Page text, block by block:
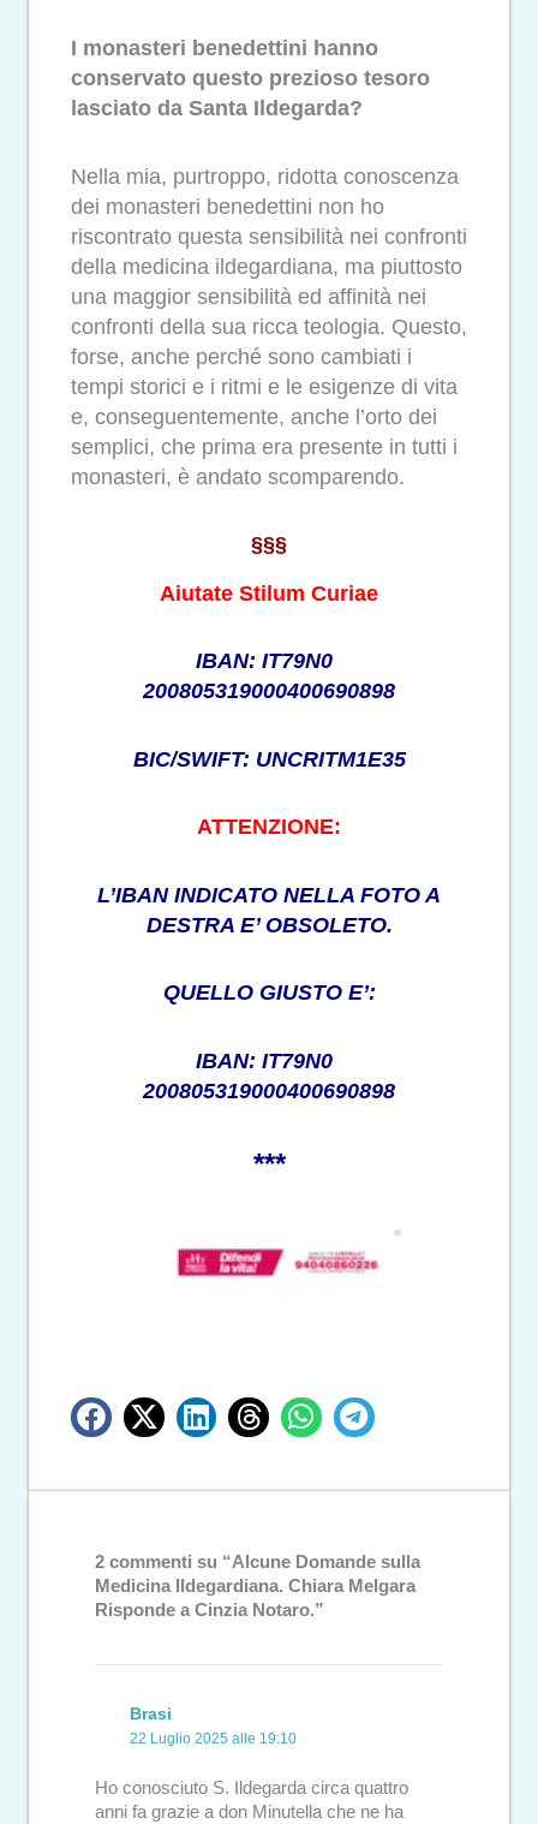
I monasteri benedettini hanno
conservato questo prezioso tesoro
lasciato da Santa Ildegarda?
Nella mia, purtroppo, ridotta conoscenza
dei monasteri benedettini non ho
riscontrato questa sensibilità nei confronti
della medicina ildegardiana, ma piuttosto
una maggior sensibilità ed affinità nei
confronti della sua ricca teologia. Questo,
forse, anche perché sono cambiati i
tempi storici e i ritmi e le esigenze di vita
e, conseguentemente, anche l’orto dei
semplici, che prima era presente in tutti i
monasteri, è andato scomparendo.
§§§
Aiutate Stilum Curiae
IBAN: IT79N0
200805319000400690898
BIC/SWIFT: UNCRITM1E35
ATTENZIONE:
L’IBAN INDICATO NELLA FOTO A
DESTRA E’ OBSOLETO.
QUELLO GIUSTO E’:
IBAN: IT79N0
200805319000400690898
***
2 commenti su “Alcune Domande sulla
Medicina Ildegardiana. Chiara Melgara
Risponde a Cinzia Notaro.”
Brasi
22 Luglio 2025 alle 19:10
Ho conosciuto S. Ildegarda circa quattro
anni fa grazie a don Minutella che ne ha